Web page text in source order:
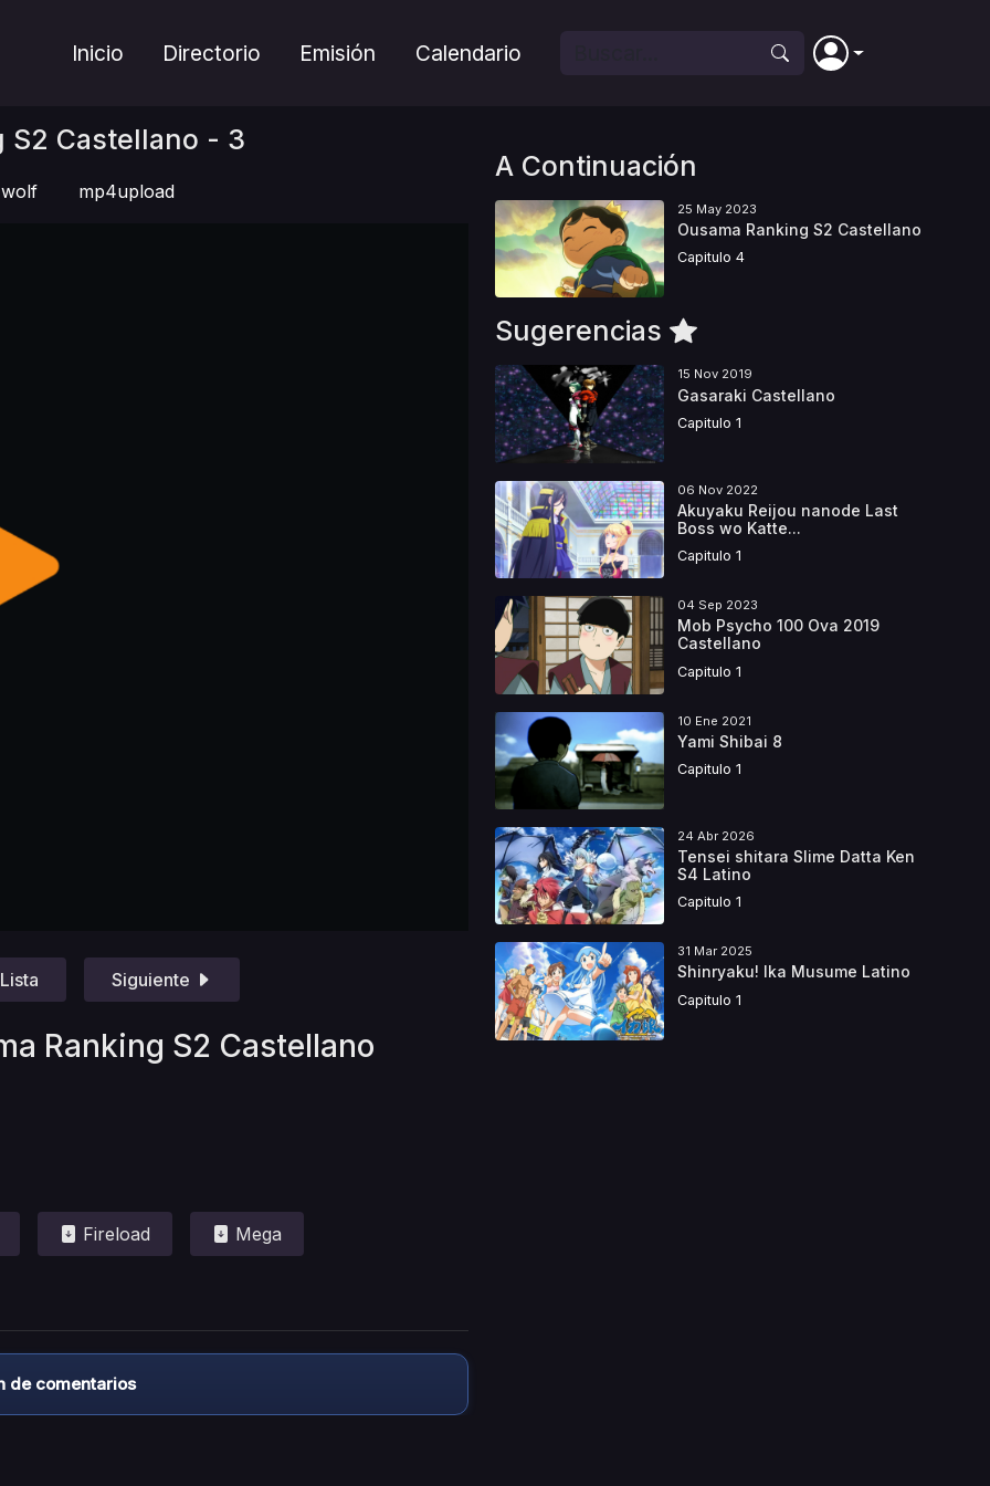
Inicio Directorio Emisión Calendario
S2 Castellano - 3
wolf mp4upload
Lista Siguiente
Ranking S2 Castellano
Fireload Mega
de comentarios
A Continuación
25 May 2023
Ousama Ranking S2 Castellano
Capitulo 4
Sugerencias
15 Nov 2019
Gasaraki Castellano
Capitulo 1
06 Nov 2022
Akuyaku Reijou nanode Last
Boss wo Katte...
Capitulo 1
04 Sep 2023
Mob Psycho 100 Ova 2019
Castellano
Capitulo 1
10 Ene 2021
Yami Shibai 8
Capitulo 1
24 Abr 2026
Tensei shitara Slime Datta Ken
S4 Latino
Capitulo 1
31 Mar 2025
Shinryaku! Ika Musume Latino
Capitulo 1